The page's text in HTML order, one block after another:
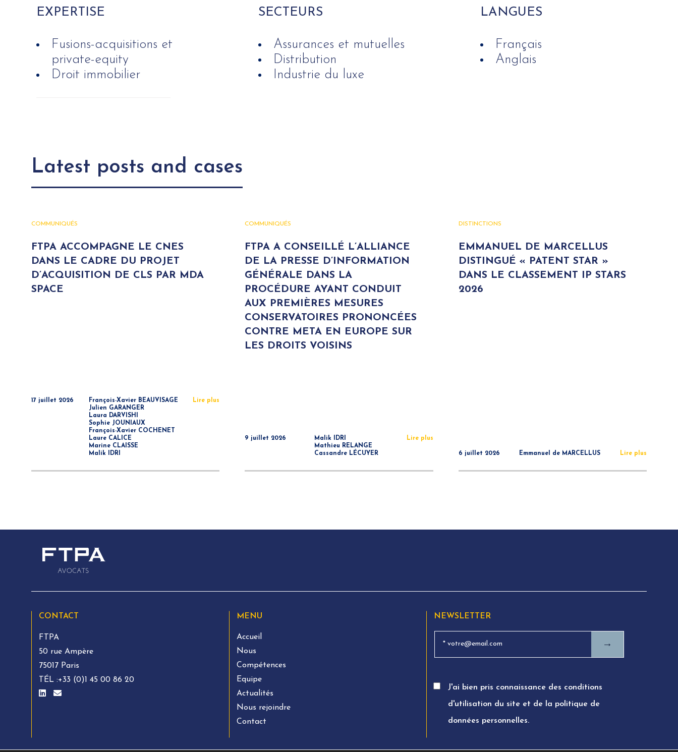
EXPERTISE
Fusions-acquisitions et
private-equity
Droit immobilier
SECTEURS
Assurances et mutuelles
Distribution
Industrie du luxe
LANGUES
Français
Anglais
Latest posts and cases
COMMUNIQUÉS
FTPA ACCOMPAGNE LE CNES
DANS LE CADRE DU PROJET
D’ACQUISITION DE CLS PAR MDA
SPACE
17 juillet 2026
François-Xavier BEAUVISAGE
Julien GARANGER
Laura DARVISHI
Sophie JOUNIAUX
François-Xavier COCHENET
Laure CALICE
Marine CLAISSE
Malik IDRI
Lire plus
COMMUNIQUÉS
FTPA A CONSEILLÉ L’ALLIANCE
DE LA PRESSE D’INFORMATION
GÉNÉRALE DANS LA
PROCÉDURE AYANT CONDUIT
AUX PREMIÈRES MESURES
CONSERVATOIRES PRONONCÉES
CONTRE META EN EUROPE SUR
LES DROITS VOISINS
9 juillet 2026
Malik IDRI
Mathieu RELANGE
Cassandre LÉCUYER
Lire plus
DISTINCTIONS
EMMANUEL DE MARCELLUS
DISTINGUÉ « PATENT STAR »
DANS LE CLASSEMENT IP STARS
2026
6 juillet 2026 Emmanuel de MARCELLUS Lire plus
CONTACT
FTPA
50 rue Ampère
75017 Paris
TÉL :+33 (0)1 45 00 86 20
MENU
Accueil
Nous
Compétences
Equipe
Actualités
Nous rejoindre
Contact
NEWSLETTER
→
J'ai bien pris connaissance des conditions
d'utilisation du site et de la politique de
données personnelles.